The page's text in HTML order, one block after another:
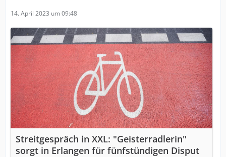
14. April 2023 um 09:48
Streitgespräch in XXL: "Geisterradlerin"
sorgt in Erlangen für fünfstündigen Disput